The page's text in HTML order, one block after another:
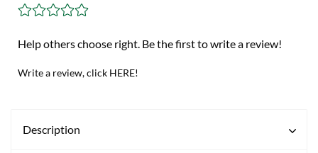
Help others choose right. Be the first to write a review!
Write a review, click HERE!
Description